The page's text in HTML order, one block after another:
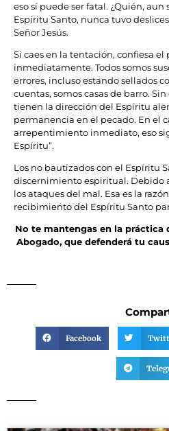
eso sí puede ser fatal. ¿Quién,
Espíritu Santo, nunca tuvo
Señor Jesús.
Si caes en la tentación, confiesa
inmediatamente. Todos somos
errores, incluso estando sellados
cuentas, somos casas de barro.
tienen la dirección del Espíritu
permanencia en el pecado. En el
arrepentimiento inmediato, eso
Espíritu”.
Los no bautizados con el Espíritu
discernimiento espiritual. Debido
los ataques del mal. Esa es la
recibimiento del Espíritu Santo
No te mantengas en la práctica
Abogado, que defenderá tu
Facebook